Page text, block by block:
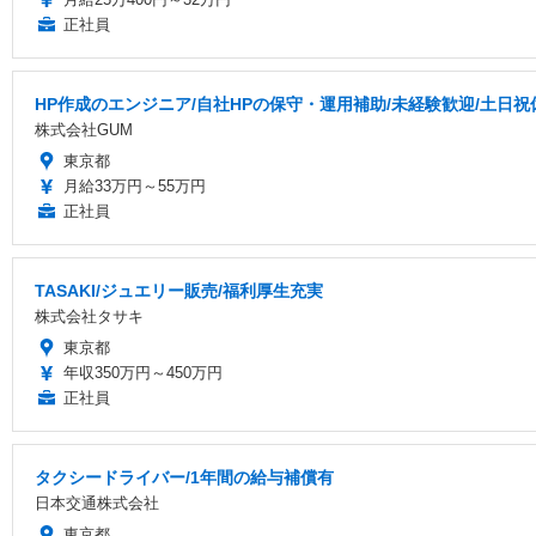
正社員
HP作成のエンジニア/自社HPの保守・運用補助/未経験歓迎/土日祝
株式会社GUM
東京都
月給33万円～55万円
正社員
TASAKI/ジュエリー販売/福利厚生充実
株式会社タサキ
東京都
年収350万円～450万円
正社員
タクシードライバー/1年間の給与補償有
日本交通株式会社